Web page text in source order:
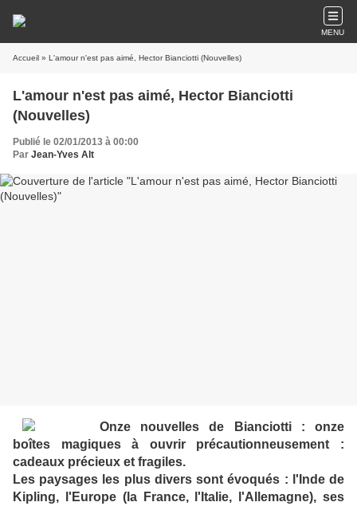
MENU
Accueil » L'amour n'est pas aimé, Hector Bianciotti (Nouvelles)
L'amour n'est pas aimé, Hector Bianciotti
(Nouvelles)
Publié le 02/01/2013 à 00:00
Par Jean-Yves Alt
Onze nouvelles de Bianciotti : onze
boîtes magiques à ouvrir précautionneusement :
cadeaux précieux et fragiles.
Les paysages les plus divers sont évoqués : l'Inde de
Kipling, l'Europe (la France, l'Italie, l'Allemagne), ses